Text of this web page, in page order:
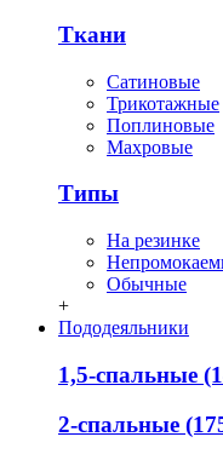
Ткани
Сатиновые
Трикотажные
Поплиновые
Махровые
Типы
На резинке
Обычные
+
Пододеяльники
1,5-спальные
2-спальные